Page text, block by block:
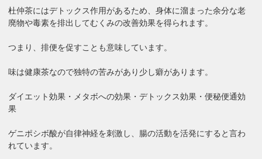
杜仲茶にはデトックス作用があるため、身体に溜まった余分な老
廃物や毒素を排出してむくみの改善効果を得られます。
つまり、排便を促すことも意味しています。
味は健康茶なので独特の苦みがあり少し癖があります。
ダイエット効果・メタボへの効果・デトックス効果・便秘便通効
果
ゲニポシボ酸が自律神経を刺激し、腸の活動を活発にすると言わ
れています。